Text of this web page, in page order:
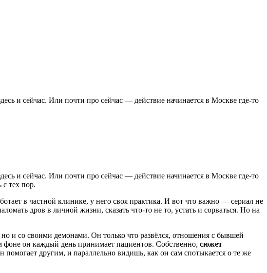
и сейчас. Или почти про сейчас — действие начинается в Москве где-то
и сейчас. Или почти про сейчас — действие начинается в Москве где-то
тех пор.
в частной клинике, у него своя практика. И вот что важно — сериал не
дров в личной жизни, сказать что-то не то, устать и сорваться. Но на
и со своими демонами. Он только что развёлся, отношения с бывшей
фоне он каждый день принимает пациентов. Собственно, сюжет
другим, и параллельно видишь, как он сам спотыкается о те же